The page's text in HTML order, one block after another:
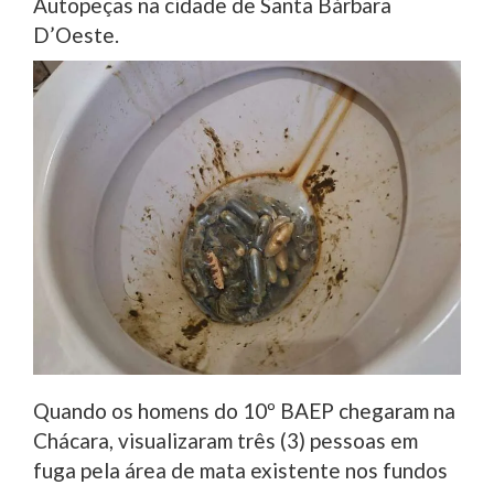
Autopeças na cidade de Santa Bárbara
D’Oeste.
Quando os homens do 10º BAEP chegaram na
Chácara, visualizaram três (3) pessoas em
fuga pela área de mata existente nos fundos